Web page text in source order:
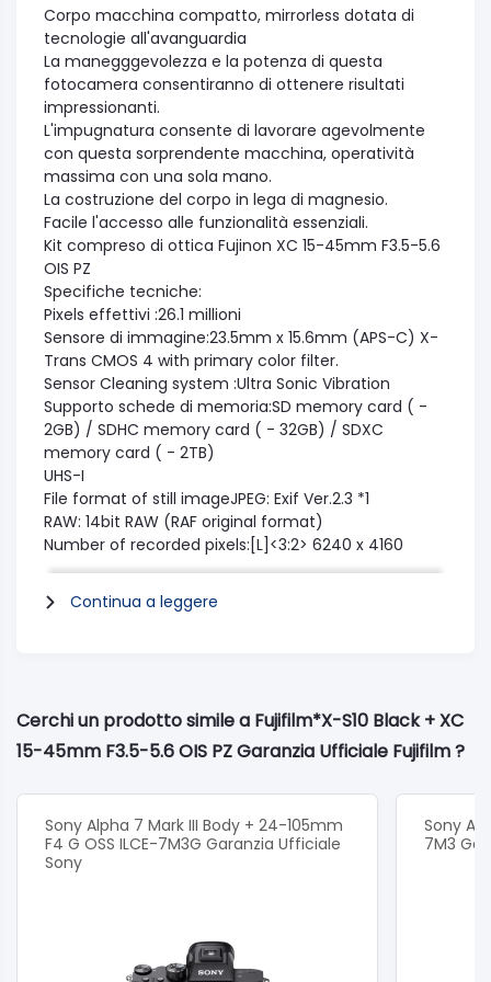
Corpo macchina compatto, mirrorless dotata di
tecnologie all'avanguardia
La manegggevolezza e la potenza di questa
fotocamera consentiranno di ottenere risultati
impressionanti.
L'impugnatura consente di lavorare agevolmente
con questa sorprendente macchina, operatività
massima con una sola mano.
La costruzione del corpo in lega di magnesio.
Facile l'accesso alle funzionalità essenziali.
Kit compreso di ottica Fujinon XC 15-45mm F3.5-5.6
OIS PZ
Specifiche tecniche:
Pixels effettivi :26.1 millioni
Sensore di immagine:23.5mm x 15.6mm (APS-C) X-
Trans CMOS 4 with primary color filter.
Sensor Cleaning system :Ultra Sonic Vibration
Supporto schede di memoria:SD memory card ( -
2GB) / SDHC memory card ( - 32GB) / SDXC
memory card ( - 2TB)
UHS-I
File format of still imageJPEG: Exif Ver.2.3 *1
RAW: 14bit RAW (RAF original format)
Number of recorded pixels:[L]<3:2> 6240 x 4160
<16:9> 6240 x 3512 <1:1> 4160 x 4160
[M]<3:2> 4416 x 2944 <16:9> 4416 x 2488 <1:1> 2944 x
2944
ISO12800) / ISO160 - 12800 (1/3 step)
Extended output ISO80 / 100 / 125 / 25600 / 51200
/ Spot / Average / Center Weighted
Exposure mode P (Program AE) / A (Aperture Priority
AE) / S (Shutter Speed Priority AE) / M (Manual
Exposure)
Stabiliazzazione immagini:Mechanism Image sensor
shift mechanism with 5-axis compensation
Continua a leggere
Cerchi un prodotto simile a Fujifilm*X-S10 Black + XC
15-45mm F3.5-5.6 OIS PZ Garanzia Ufficiale Fujifilm ?
Sony Alpha 7 Mark III Body + 24-105mm
F4 G OSS ILCE-7M3G Garanzia Ufficiale
Sony
Sony
7M3